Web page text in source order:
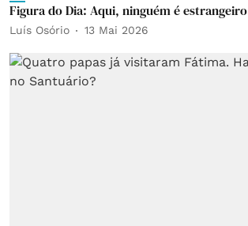
Figura do Dia: Aqui, ninguém é estrangeiro
Luís Osório 13 Mai 2026